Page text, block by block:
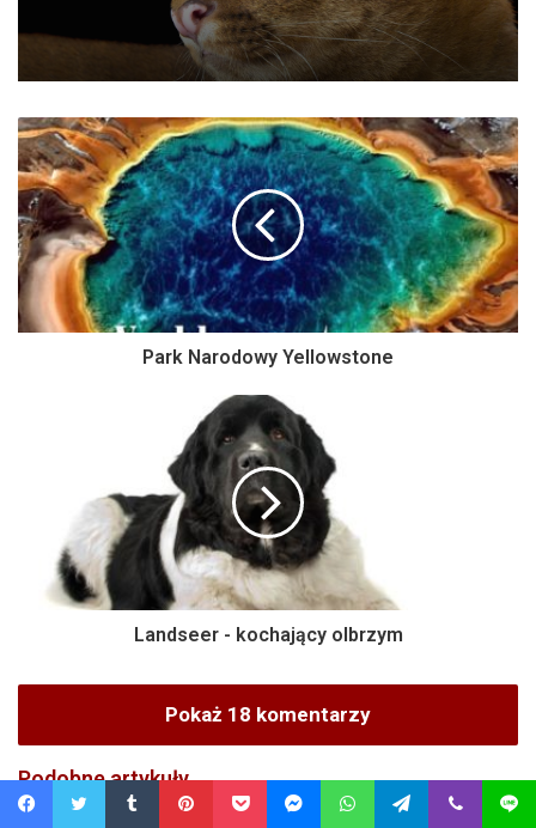
Park Narodowy Yellowstone
Landseer - kochający olbrzym
Pokaż 18 komentarzy
Podobne artykuły